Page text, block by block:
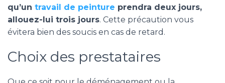
qu’un travail de peinture prendra deux jours,
allouez-lui trois jours. Cette précaution vous
évitera bien des soucis en cas de retard.
Choix des prestataires